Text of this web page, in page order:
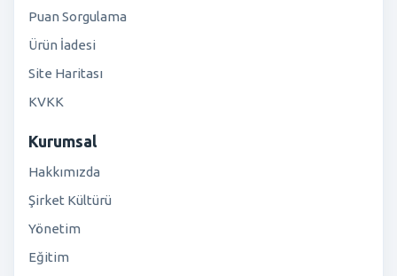
Puan Sorgulama
Ürün İadesi
Site Haritası
KVKK
Kurumsal
Hakkımızda
Şirket Kültürü
Yönetim
Eğitim